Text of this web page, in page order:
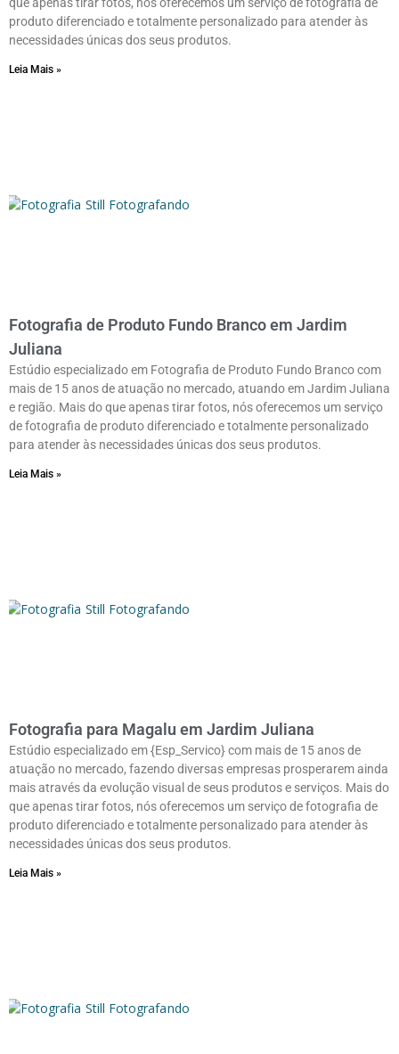
produto diferenciado e totalmente personalizado para atender às
necessidades únicas dos seus produtos.
Leia Mais »
Fotografia de Produto Fundo Branco em Jardim
Juliana
Estúdio especializado em Fotografia de Produto Fundo Branco com
mais de 15 anos de atuação no mercado, atuando em Jardim Juliana
e região. Mais do que apenas tirar fotos, nós oferecemos um serviço
de fotografia de produto diferenciado e totalmente personalizado
para atender às necessidades únicas dos seus produtos.
Leia Mais »
Fotografia para Magalu em Jardim Juliana
Estúdio especializado em {Esp_Servico} com mais de 15 anos de
atuação no mercado, fazendo diversas empresas prosperarem ainda
mais através da evolução visual de seus produtos e serviços. Mais do
que apenas tirar fotos, nós oferecemos um serviço de fotografia de
produto diferenciado e totalmente personalizado para atender às
necessidades únicas dos seus produtos.
Leia Mais »